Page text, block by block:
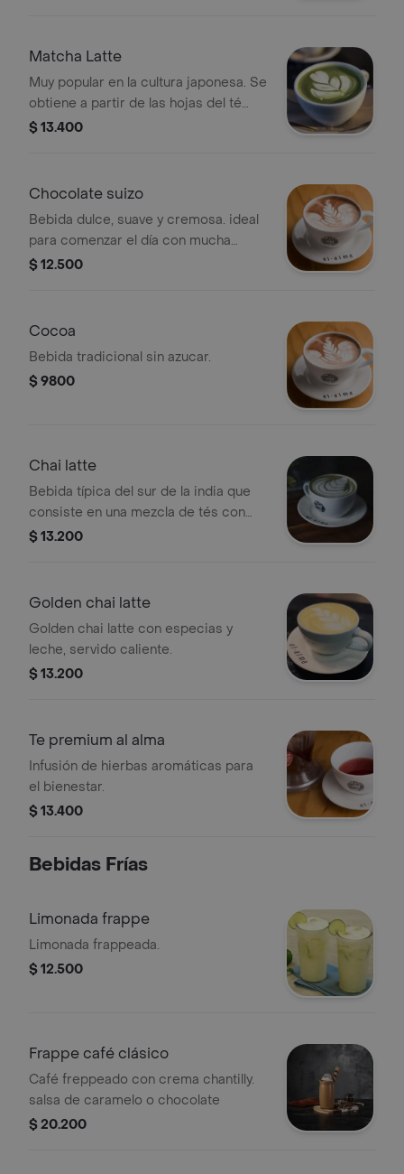
Matcha Latte
Muy popular en la cultura japonesa. Se
obtiene a partir de las hojas del té
verde proporciona más energía que la
$ 13.400
Chocolate suizo
Bebida dulce, suave y cremosa. ideal
para comenzar el día con mucha
energía. .
$ 12.500
Cocoa
Bebida tradicional sin azucar.
$ 9800
Chai latte
Bebida típica del sur de la india que
consiste en una mezcla de tés con
especias y hierbas aromáticas.
$ 13.200
Golden chai latte
Golden chai latte con especias y
leche, servido caliente.
$ 13.200
Te premium al alma
Infusión de hierbas aromáticas para
el bienestar.
$ 13.400
Bebidas Frías
Limonada frappe
Limonada frappeada.
$ 12.500
Frappe café clásico
Café freppeado con crema chantilly.
salsa de caramelo o chocolate
$ 20.200